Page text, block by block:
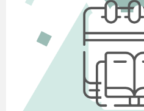
На кожному
додається чергове
переходить до
прикладі перших 5
Сума = 0, перше
1 крок:
2, 3, 4, 5.
Сума + перше